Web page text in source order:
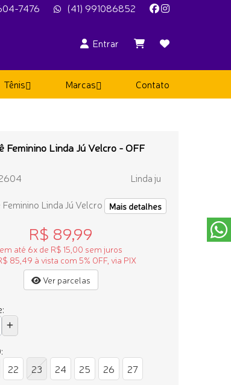
7476 (41) 991086852
Entrar
Tênis Marcas Contato
Feminino Linda Jú Velcro - OFF
Linda ju
Linda Jú Velcro
Mais detalhes
R$ 89,99
em até 6x de R$ 15,00 sem juros
85,49 à vista com 5% OFF, via PIX
Ver parcelas
22 23 24 25 26 27